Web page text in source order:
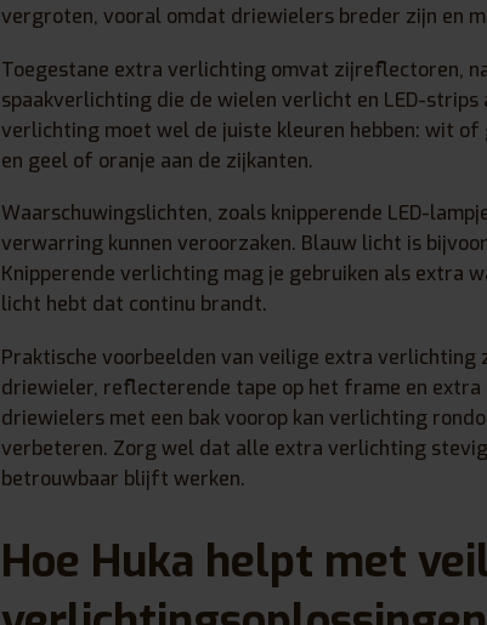
vergroten, vooral omdat driewielers breder zijn en
Toegestane extra verlichting omvat zijreflectoren,
spaakverlichting die de wielen verlicht en LED-
verlichting moet wel de juiste kleuren hebben: wit
en geel of oranje aan de zijkanten.
Waarschuwingslichten, zoals knipperende LED-
verwarring kunnen veroorzaken. Blauw licht is
Knipperende verlichting mag je gebruiken als extra
licht hebt dat continu brandt.
Praktische voorbeelden van veilige extra
driewieler, reflecterende tape op het frame en
driewielers met een bak voorop kan verlichting
verbeteren. Zorg wel dat alle extra verlichting
betrouwbaar blijft werken.
Hoe Huka helpt met